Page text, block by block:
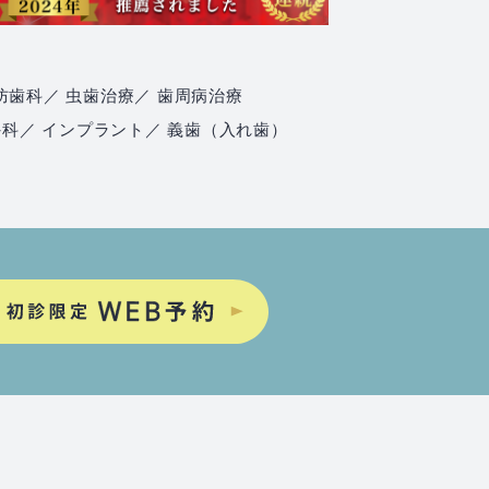
歯科／ 虫歯治療／ 歯周病治療
／ インプラント ／ 義歯（入れ歯）